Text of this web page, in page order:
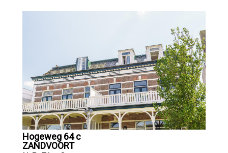
Hogeweg 64 c
ZANDVOORT